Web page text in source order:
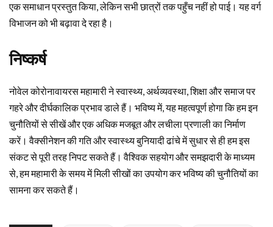
एक समाधान प्रस्तुत किया, लेकिन सभी छात्रों तक पहुँच नहीं हो पाई। यह वर्ग
विभाजन को भी बढ़ावा दे रहा है।
निष्कर्ष
नोवेल कोरोनावायरस महामारी ने स्वास्थ्य, अर्थव्यवस्था, शिक्षा और समाज पर
गहरे और दीर्घकालिक प्रभाव डाले हैं। भविष्य में, यह महत्वपूर्ण होगा कि हम इन
चुनौतियों से सीखें और एक अधिक मजबूत और लचीला प्रणाली का निर्माण
करें। वैक्सीनेशन की गति और स्वास्थ्य बुनियादी ढांचे में सुधार से ही हम इस
संकट से पूरी तरह निपट सकते हैं। वैश्विक सहयोग और समझदारी के माध्यम
से, हम महामारी के समय में मिली सीखों का उपयोग कर भविष्य की चुनौतियों का
सामना कर सकते हैं।